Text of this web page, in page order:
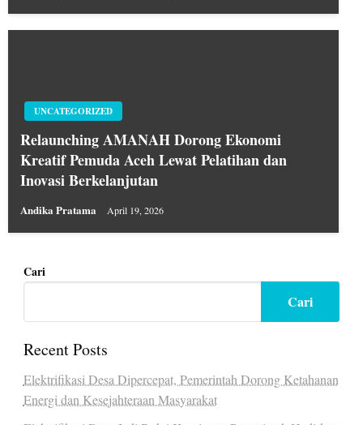
UNCATEGORIZED
Relaunching AMANAH Dorong Ekonomi
Kreatif Pemuda Aceh Lewat Pelatihan dan
Inovasi Berkelanjutan
Andika Pratama April 19, 2026
Cari
Cari
Recent Posts
Elektrifikasi Desa Dipercepat, Pemerintah Dorong Ketahanan
Energi dan Kesejahteraan Masyarakat